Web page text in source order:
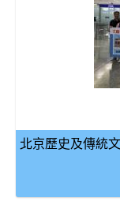
北京歷史及傳統